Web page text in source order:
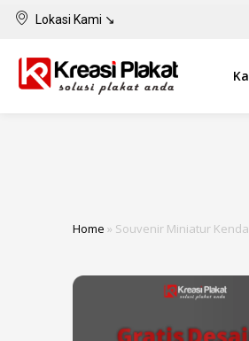
Lokasi Kami ↘
Home » Souvenir Miniatur